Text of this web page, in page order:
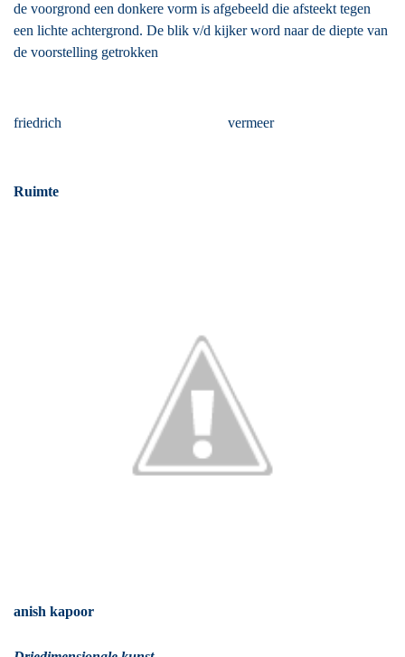
de voorgrond een donkere vorm is afgebeeld die afsteekt tegen
een lichte achtergrond. De blik v/d kijker word naar de diepte van
de voorstelling getrokken
friedrich vermeer
Ruimte
anish kapoor